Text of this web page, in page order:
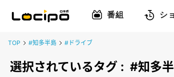
番組 シ
TOP #知多半島 #ドライブ
選択されているタグ : #知多